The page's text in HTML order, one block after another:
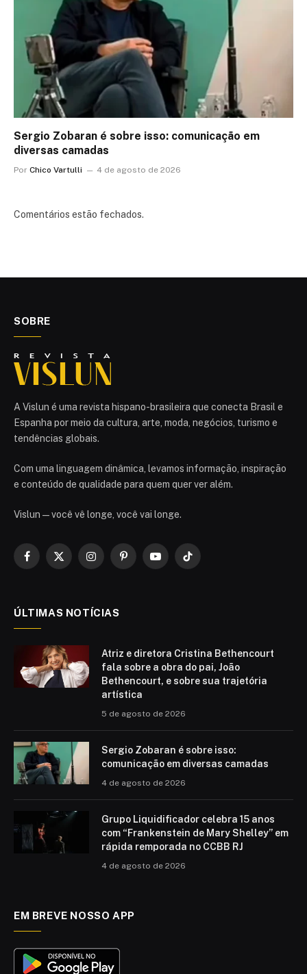
Sergio Zobaran é sobre isso: comunicação em
diversas camadas
Por Chico Vartulli 4 de agosto de 2026
Comentários estão fechados.
SOBRE
A Vislun é uma revista hispano-brasileira que conecta Brasil e
Espanha por meio da cultura, arte, moda, negócios, turismo e
tendências globais.
Com uma linguagem dinâmica, levamos informação, inspiração
e conteúdo de qualidade para quem quer ver além.
Vislun — você vê longe, você vai longe.
Facebook
X
InstagramPinterestYouTubeTikTok
ÚLTIMAS NOTÍCIAS
Atriz e diretora Cristina Bethencourt
fala sobre a obra do pai, João
Bethencourt, e sobre sua trajetória
artística
5 de agosto de 2026
Sergio Zobaran é sobre isso:
comunicação em diversas camadas
4 de agosto de 2026
Grupo Liquidificador celebra 15 anos
com “Frankenstein de Mary Shelley” em
rápida remporada no CCBB RJ
4 de agosto de 2026
EM BREVE NOSSO APP